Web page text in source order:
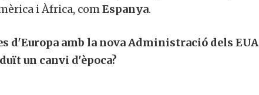
i Àfrica, comEspanya.
d'Europa amb la nova Administració dels EUA
un canvi d'època?